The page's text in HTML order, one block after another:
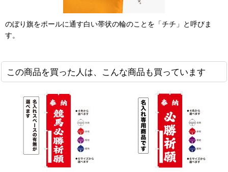
のぼり旗をポールに通す白い帯状の輪のことを「チチ」と呼びま
す。
この商品を買った人は、こんな商品も買っています